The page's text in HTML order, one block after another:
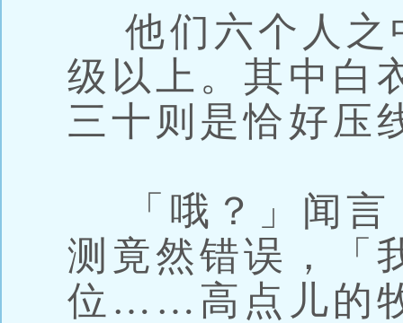
他们六个人之
级以上。其中白
三十则是恰好压
「哦？」闻言
测竟然错误，「
位……高点儿的